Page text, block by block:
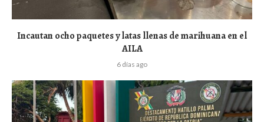
Incautan ocho paquetes y latas llenas de marihuana en el
AILA
6 días ago